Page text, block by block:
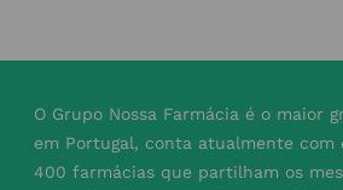
O Grupo Nossa Farmácia é o maior
em Portugal, conta atualmente com
400 farmácias que partilham os